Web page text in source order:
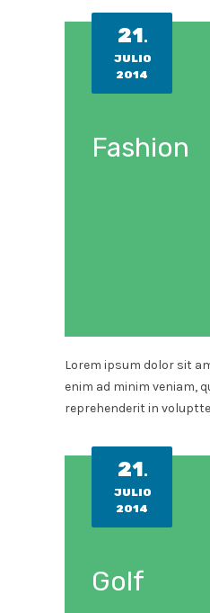
21.
JULIO
2014
Fashion
Lorem ipsum dolor sit
enim ad minim veniam,
reprehenderit in
21.
JULIO
2014
Golf